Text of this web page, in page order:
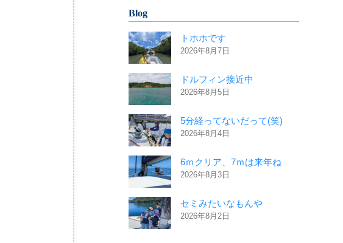
Blog
トホホです
2026年8月7日
ドルフィン接近中
2026年8月5日
5分経ってないだって(笑)
2026年8月4日
6ｍクリア、7ｍは来年ね
2026年8月3日
セミみたいなもんや
2026年8月2日